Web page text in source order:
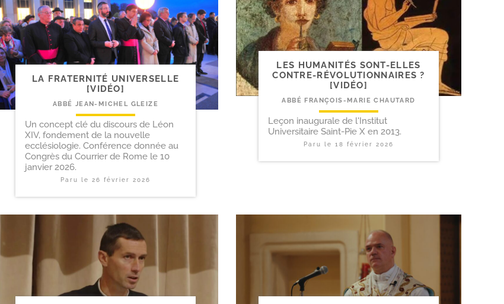
LA FRATERNITÉ UNIVERSELLE
[VIDÉO]
ABBÉ JEAN-MICHEL GLEIZE
Un concept clé du discours de Léon
XIV, fondement de la nouvelle
ecclésiologie. Conférence donnée au
Congrès du Courrier de Rome le 10
janvier 2026.
Paru le 26 février 2026
LES HUMANITÉS SONT-​ELLES
CONTRE-​RÉVOLUTIONNAIRES ?
[VIDÉO]
ABBÉ FRANÇOIS-MARIE CHAUTARD
Leçon inaugurale de l'Institut
Universitaire Saint-Pie X en 2013.
Paru le 18 février 2026